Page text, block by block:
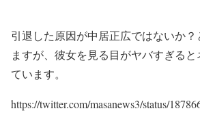
引退した原因が中居正広ではないか
ますが、彼女を見る目がヤバすぎる
ています。
https://twitter.com/masanews3/status/